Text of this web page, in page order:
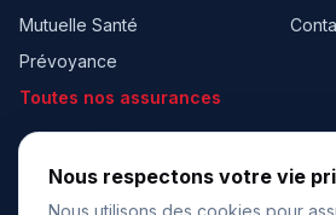
Mutuelle Santé
Prévoyance
Toutes nos assurances
Qui sommes-nous ?
☎06
Nous respectons votre vie
Nous utilisons des cookies pour